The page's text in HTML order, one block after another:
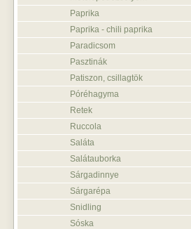
Paprika
Paprika - chili paprika
Paradicsom
Pasztinák
Patiszon, csillagtök
Póréhagyma
Retek
Ruccola
Saláta
Salátauborka
Sárgadinnye
Sárgarépa
Snidling
Sóska